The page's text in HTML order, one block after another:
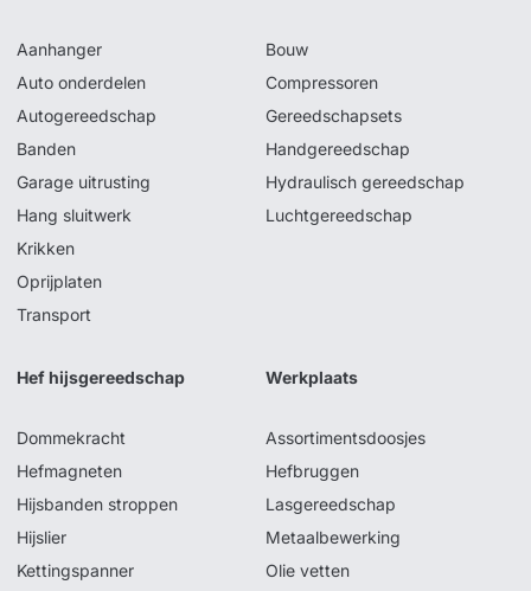
Aanhanger
Auto onderdelen
Autogereedschap
Banden
Garage uitrusting
Hang sluitwerk
Krikken
Oprijplaten
Transport
Bouw
Compressoren
Gereedschapsets
Handgereedschap
Hydraulisch gereedschap
Luchtgereedschap
Hef hijsgereedschap
Dommekracht
Hefmagneten
Hijsbanden stroppen
Hijslier
Kettingspanner
Werkplaats
Assortimentsdoosjes
Hefbruggen
Lasgereedschap
Metaalbewerking
Olie vetten